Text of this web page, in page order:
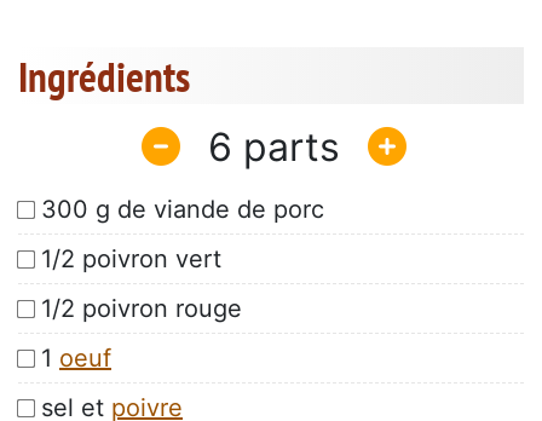
Ingrédients
6
300 g de viande de porc
1/2 poivron vert
1/2 poivron rouge
1 oeuf
sel et poivre